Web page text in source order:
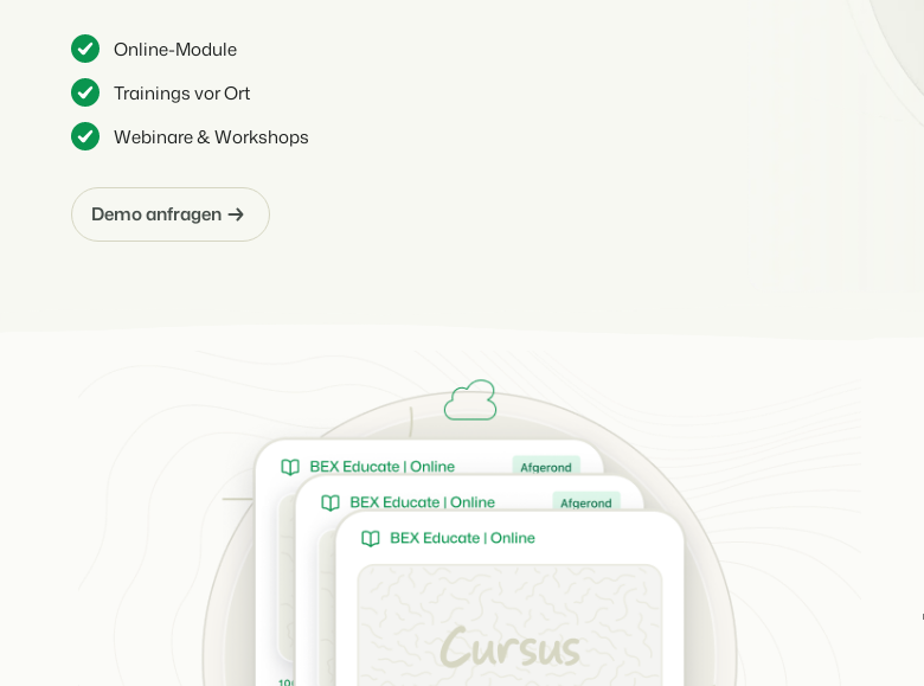
Online-Module
Trainings vor Ort
Webinare & Workshops
Demo anfragen